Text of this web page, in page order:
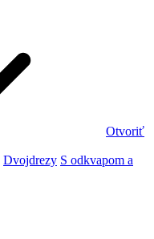
Otvoriť
Dvojdrezy S odkvapom a